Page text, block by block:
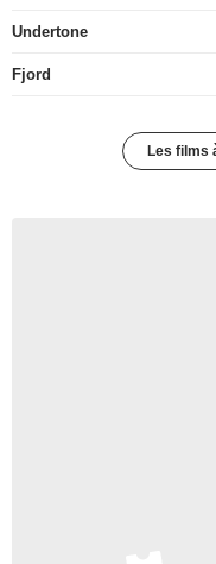
Undertone
Fjord
Les films